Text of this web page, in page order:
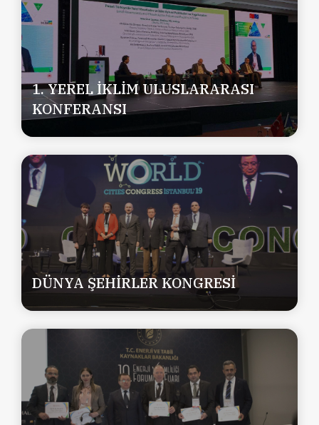
1. YEREL İKLİM ULUSLARARASI
KONFERANSI
DÜNYA ŞEHİRLER KONGRESİ